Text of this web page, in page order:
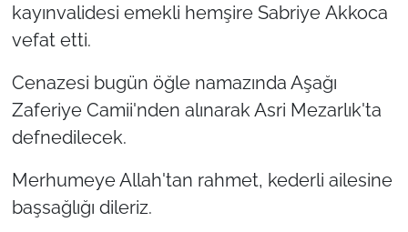
kayınvalidesi emekli hemşire Sabriye Akkoca
vefat etti.
Cenazesi bugün öğle namazında Aşağı
Zaferiye Camii'nden alınarak Asri Mezarlık'ta
defnedilecek.
Merhumeye Allah'tan rahmet, kederli ailesine
başsağlığı dileriz.
KIRKLARELİ
TÜRKİYE
Güvenlik